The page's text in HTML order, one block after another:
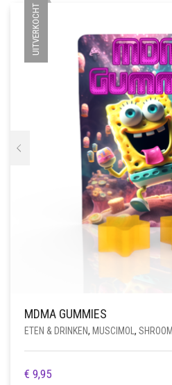
UITVERKOCHT
MDMA GUMMIES
ETEN & DRINKEN, MUSCIMOL ,
€ 9,95